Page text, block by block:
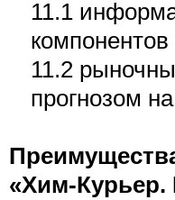
11.1
компонентов
11.2
прогнозом
«Хим-